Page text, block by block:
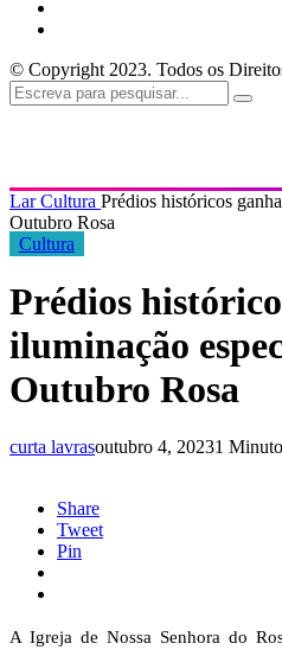
© Copyright 2023. Todos os
LarCultura Prédios históricos
Outubro Rosa
Cultura
Prédios
iluminação
Outubro Rosa
curta lavrasoutubro 4, 20231
Share
Tweet
Pin
A Igreja de Nossa Senhora do